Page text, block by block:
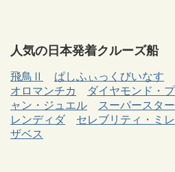
人気の日本発着クルーズ船
飛鳥Ⅱ ぱしふぃっくびいなす
オロマンチカ
ダイヤモンド・
ャン・ジュエル
スーパースタ
レンディダ
セレブリティ・ミ
ザベス